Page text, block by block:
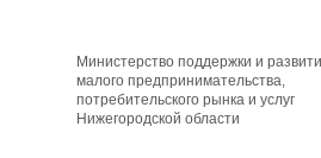
Министерство поддержки и
малого предпринимательства,
потребительского рынка и услуг
Нижегородской области